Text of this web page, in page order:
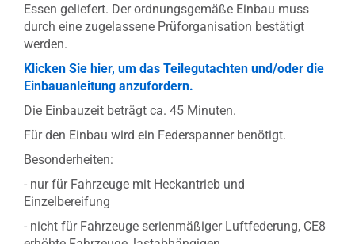
Essen geliefert. Der ordnungsgemäße Einbau muss
durch eine zugelassene Prüforganisation bestätigt
werden.
Klicken Sie hier, um das Teilegutachten und/oder die
Einbauanleitung anzufordern.
Die Einbauzeit beträgt ca. 45 Minuten.
Für den Einbau wird ein Federspanner benötigt.
Besonderheiten:
- nur für Fahrzeuge mit Heckantrieb und
Einzelbereifung
- nicht für Fahrzeuge serienmäßiger Luftfederung, CE8